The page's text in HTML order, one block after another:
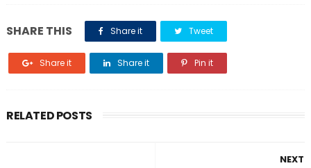
SHARE THIS Share it Tweet
Share it Share it Pin it
RELATED POSTS
NEXT